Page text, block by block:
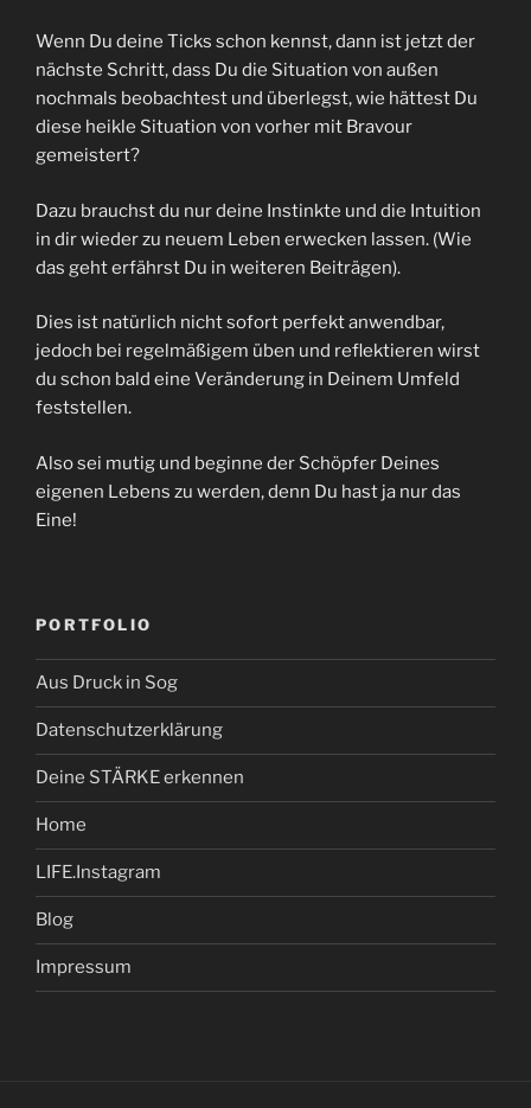
Wenn Du deine Ticks schon kennst, dann ist jetzt der
nächste Schritt, dass Du die Situation von außen
nochmals beobachtest und überlegst, wie hättest Du
diese heikle Situation von vorher mit Bravour
gemeistert?
Dazu brauchst du nur deine Instinkte und die Intuition
in dir wieder zu neuem Leben erwecken lassen. (Wie
das geht erfährst Du in weiteren Beiträgen).
Dies ist natürlich nicht sofort perfekt anwendbar,
jedoch bei regelmäßigem üben und reflektieren wirst
du schon bald eine Veränderung in Deinem Umfeld
feststellen.
Also sei mutig und beginne der Schöpfer Deines
eigenen Lebens zu werden, denn Du hast ja nur das
Eine!
PORTFOLIO
Aus Druck in Sog
Datenschutzerklärung
Deine STÄRKE erkennen
Home
LIFE.Instagram
Blog
Impressum